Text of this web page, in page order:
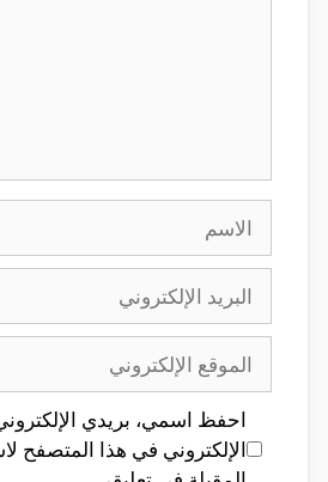
الإلكتروني
الإلكتروني
احفظ اسمي، بريدي
الإلكتروني في هذا المتصفح